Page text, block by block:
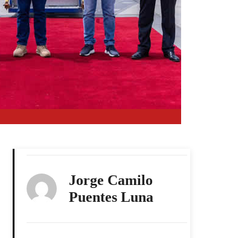
Jorge Camilo
Puentes Luna